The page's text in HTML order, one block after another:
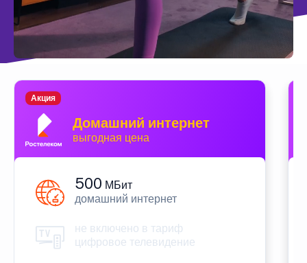
Домашний интернет
выгодная цена
Акция
500 МБит
домашний интернет
не включено в тариф
цифровое телевидение